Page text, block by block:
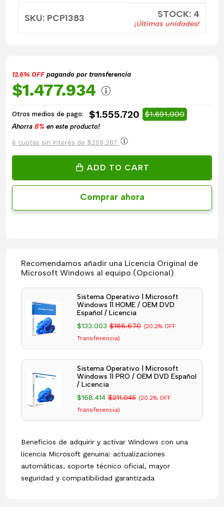
SKU: PCP1383 STOCK: 4
¡Últimas unidades!
12.6% OFFpagando por transferencia
$1.477.934
Otros medios de pago: $1.555.720 $1.691.000
Ahorra 8% en este producto!
6 cuotas sin interés de $259.287
ADD TO CART
Comprar ahora
Recomendamos añadir una Licencia Original de
Microsoft Windows al equipo (Opcional)
Sistema Operativo | Microsoft
Windows 11 HOME / OEM DVD
Español / Licencia
$133.003 $166.670 (20.2% OFF
Transferencia)
Sistema Operativo | Microsoft
Windows 11 PRO / OEM DVD Español
/ Licencia
$168.414 $211.045 (20.2% OFF
Transferencia)
Beneficios de adquirir y activar Windows con una
licencia Microsoft genuina: actualizaciones
automáticas, soporte técnico oficial, mayor
seguridad y compatibilidad garantizada